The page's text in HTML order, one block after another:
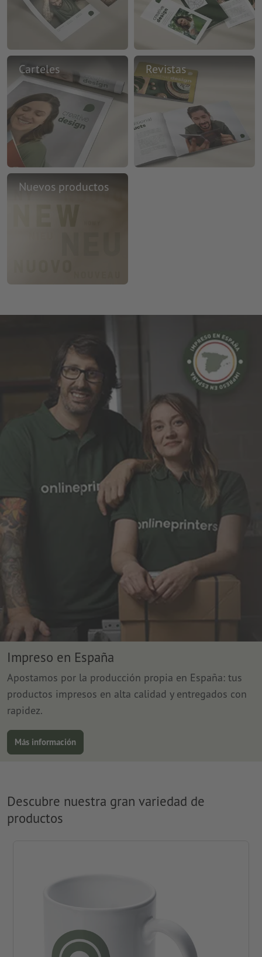
Carteles Revistas
Nuevos productos
Impreso en España
Apostamos por la producción propia en España: tus
productos impresos en alta calidad y entregados con
rapidez.
Más información
Descubre nuestra gran variedad de
productos